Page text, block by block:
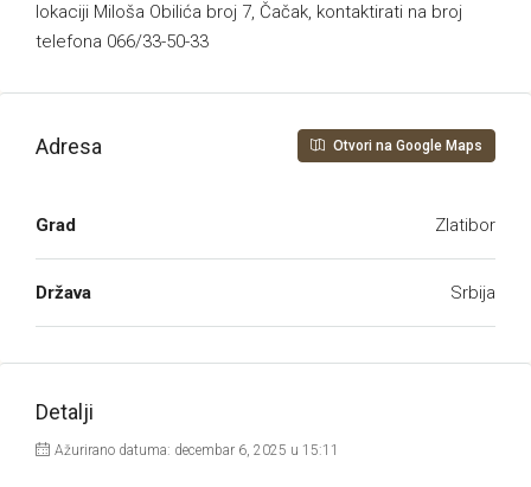
lokaciji Miloša Obilića broj 7, Čačak, kontaktirati na broj
telefona 066/33-50-33
Adresa Otvori na Google Maps
Grad Zlatibor
Država Srbija
Detalji
Ažurirano datuma: decembar 6, 2025 u 15:11